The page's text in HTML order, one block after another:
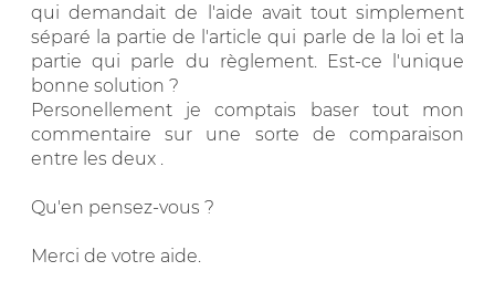
qui demandait de l'aide avait tout simplement
séparé la partie de l'article qui parle de la loi et la
partie qui parle du règlement. Est-ce l'unique
bonne solution ?
Personellement je comptais baser tout mon
commentaire sur une sorte de comparaison
entre les deux .
Qu'en pensez-vous ?
Merci de votre aide.